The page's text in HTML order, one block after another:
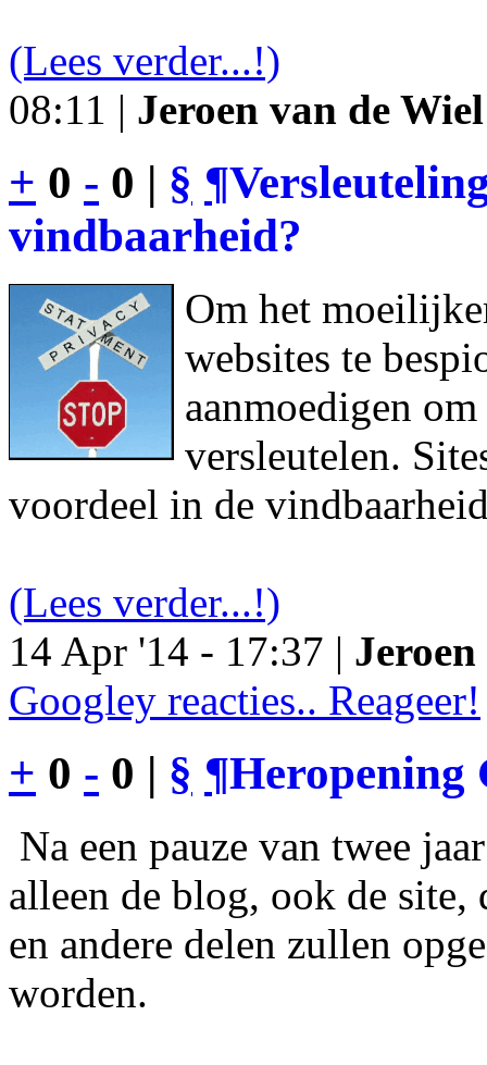
(Lees verder...!)
08:11 | Jeroen van de Wiel
+ 0 - 0 | § ¶
vindbaarheid?
Om het
websites te
aanmoedigen
versleutelen.
voordeel in de
(Lees verder...!)
14 Apr '14 - 17:37 |
Googley reacties.. Reageer!
+ 0 - 0 | § ¶Heropening
Na een pauze van twee
alleen de blog, ook de site,
en andere delen zullen
worden.